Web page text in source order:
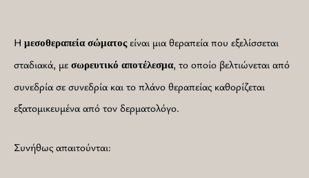
Η μεσοθεραπεία σώματοςείναι μια θεραπεία που εξελίσσεται
σταδιακά, με σωρευτικό αποτέλεσμα, το οποίο βελτιώνεται από
συνεδρία σε συνεδρία και το πλάνο θεραπείας καθορίζεται
εξατομικευμένα από τον δερματολόγο.
Συνήθως απαιτούνται: